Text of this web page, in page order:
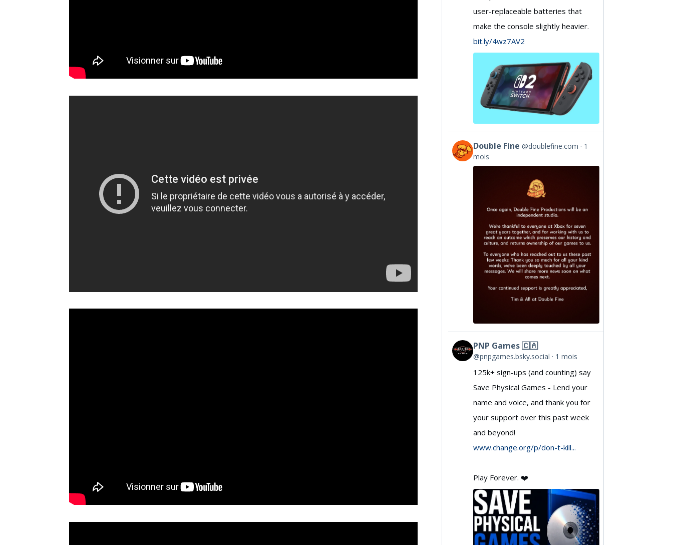
Bluesky
user-replaceable batteries that
make the console slightly heavier.
bit.ly/4wz7AV2
View
post
Double Fine @doublefine.com
1
mois
View
post
Games
Bluesky
PNP Games 🇨🇦
@pnpgames.bsky.social 1 mois
125k+ sign-ups (and counting) say
Save Physical Games - Lend your
name and voice, and thank you for
your support over this past week
and beyond!
www.change.org/p/don-t-kill...
Play Forever. ❤️